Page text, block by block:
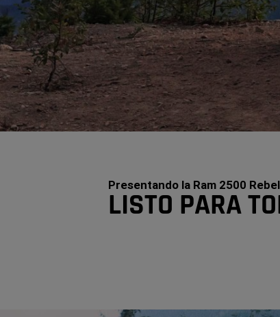
Presentando la Ram 2500 Rebel
LISTO PARA